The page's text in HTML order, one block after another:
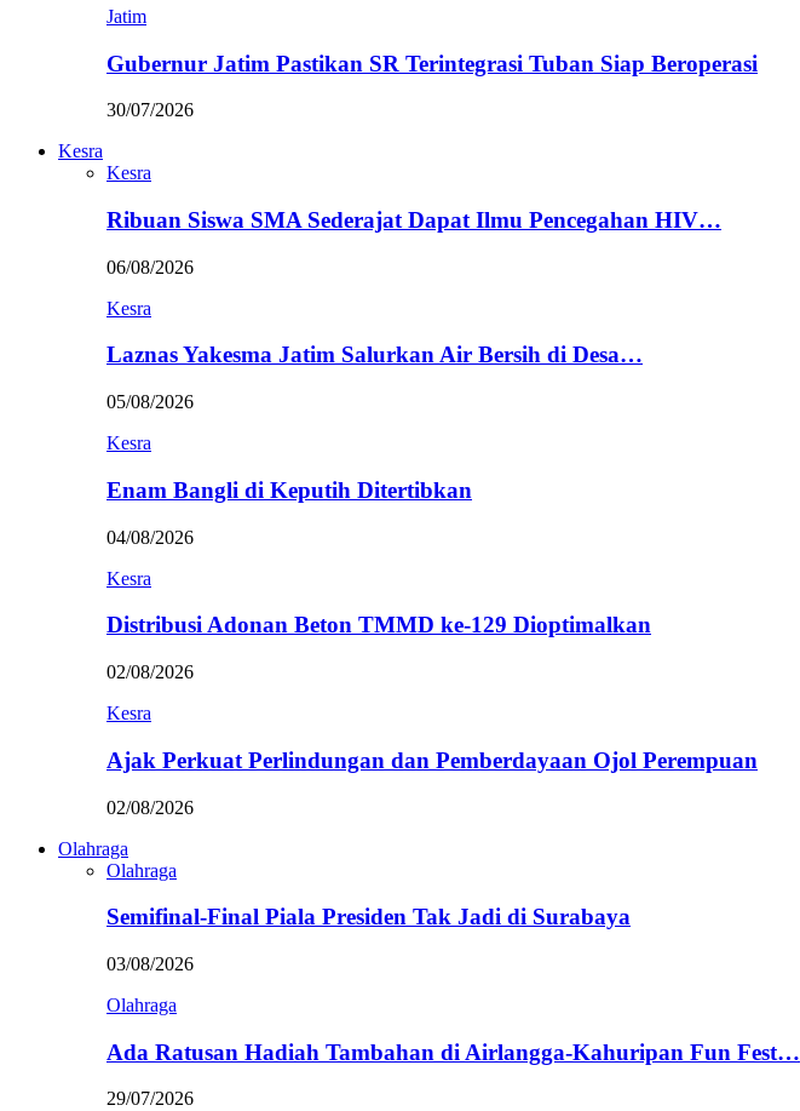
Jatim
Gubernur Jatim Pastikan SR Terintegrasi Tuban Siap Beroperasi
30/07/2026
Kesra
Kesra
Ribuan Siswa SMA Sederajat Dapat Ilmu Pencegahan HIV…
06/08/2026
Kesra
Laznas Yakesma Jatim Salurkan Air Bersih di Desa…
05/08/2026
Kesra
Enam Bangli di Keputih Ditertibkan
04/08/2026
Kesra
Distribusi Adonan Beton TMMD ke-129 Dioptimalkan
02/08/2026
Kesra
Ajak Perkuat Perlindungan dan Pemberdayaan Ojol Perempuan
02/08/2026
Olahraga
Olahraga
Semifinal-Final Piala Presiden Tak Jadi di Surabaya
03/08/2026
Olahraga
Ada Ratusan Hadiah Tambahan di Airlangga-Kahuripan Fun Fest…
29/07/2026